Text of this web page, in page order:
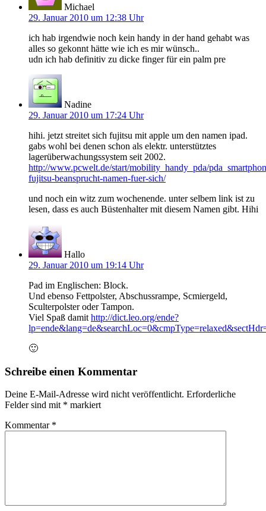
Michael
29. Januar 2010 um 12:38 Uhr
ich hab irgendwie noch kein handy in der hand gehabt was
alles so gekonnt hätte wie ich es mir wünsch..
udn ich hab definitiv zu dicke finger für ein palm pre
Nadine
29. Januar 2010 um 17:24 Uhr
hihi. jetzt streitet sich fujitsu mit apple um den namen ipad.
gabs wohl bei denen schon als elektr. unterstütztes
lagerüberwachungssystem seit 2002.
http://www.pcwelt.de/start/mobility_handy_pda/
fujitsu-beansprucht-namen-fuer-sich/
und noch ein witz zum wochenende. unter selbem link ist zu
lesen, dass es auch Büstenhalter mit diesem Namen gibt. Hihi
Hallo
29. Januar 2010 um 19:14 Uhr
Pad im Englischen: Block.
Und ebenso Fettpolster, Abschussrampe, Scmiergeld,
Sculterpolster oder Tampon.
Viel Spaß damit http://dict.leo.org/ende?
🙂
Schreibe einen Kommentar
Deine E-Mail-Adresse wird nicht veröffentlicht. Erforderliche
Felder sind mit * markiert
Kommentar *